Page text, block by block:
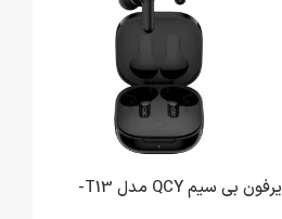
ایرفون بی سیم QCY مدل T13-